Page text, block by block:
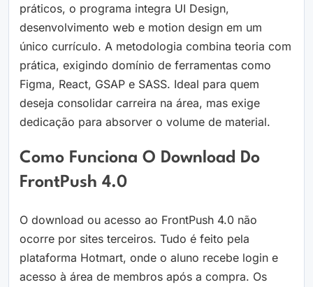
práticos, o programa integra UI Design,
desenvolvimento web e motion design em um
único currículo. A metodologia combina teoria com
prática, exigindo domínio de ferramentas como
Figma, React, GSAP e SASS. Ideal para quem
deseja consolidar carreira na área, mas exige
dedicação para absorver o volume de material.
Como Funciona O Download Do
FrontPush 4.0
O download ou acesso ao FrontPush 4.0 não
ocorre por sites terceiros. Tudo é feito pela
plataforma Hotmart, onde o aluno recebe login e
acesso à área de membros após a compra. Os